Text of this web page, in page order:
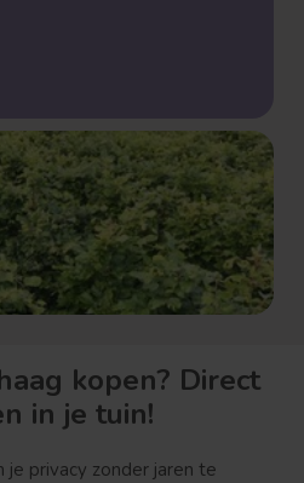
kopen? Direct
in je tuin!
privacy zonder jaren te